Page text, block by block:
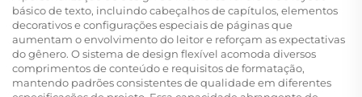
básico de texto, incluindo cabeçalhos de capítulos, elementos
decorativos e configurações especiais de páginas que
aumentam o envolvimento do leitor e reforçam as expectativas
do gênero. O sistema de design flexível acomoda diversos
comprimentos de conteúdo e requisitos de formatação,
mantendo padrões consistentes de qualidade em diferentes